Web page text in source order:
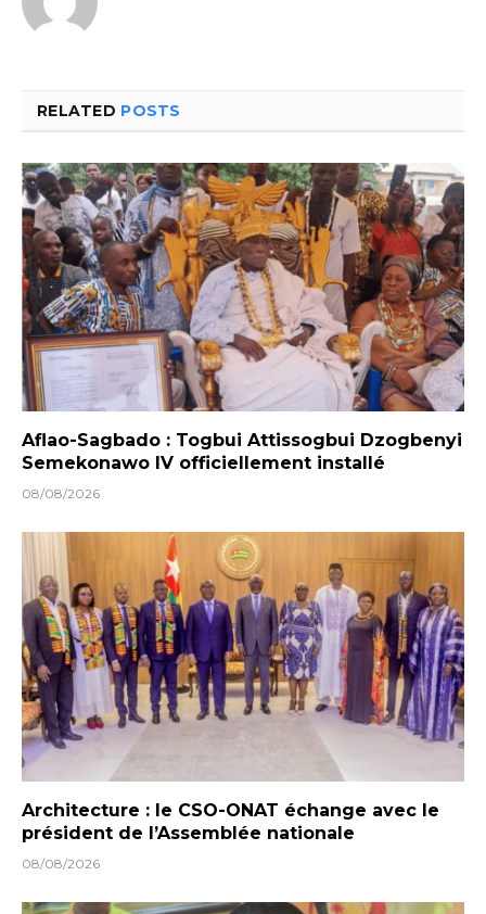
RELATED POSTS
Aflao-Sagbado : Togbui Attissogbui Dzogbenyi
Semekonawo IV officiellement installé
08/08/2026
Architecture : le CSO-ONAT échange avec le
président de l’Assemblée nationale
08/08/2026